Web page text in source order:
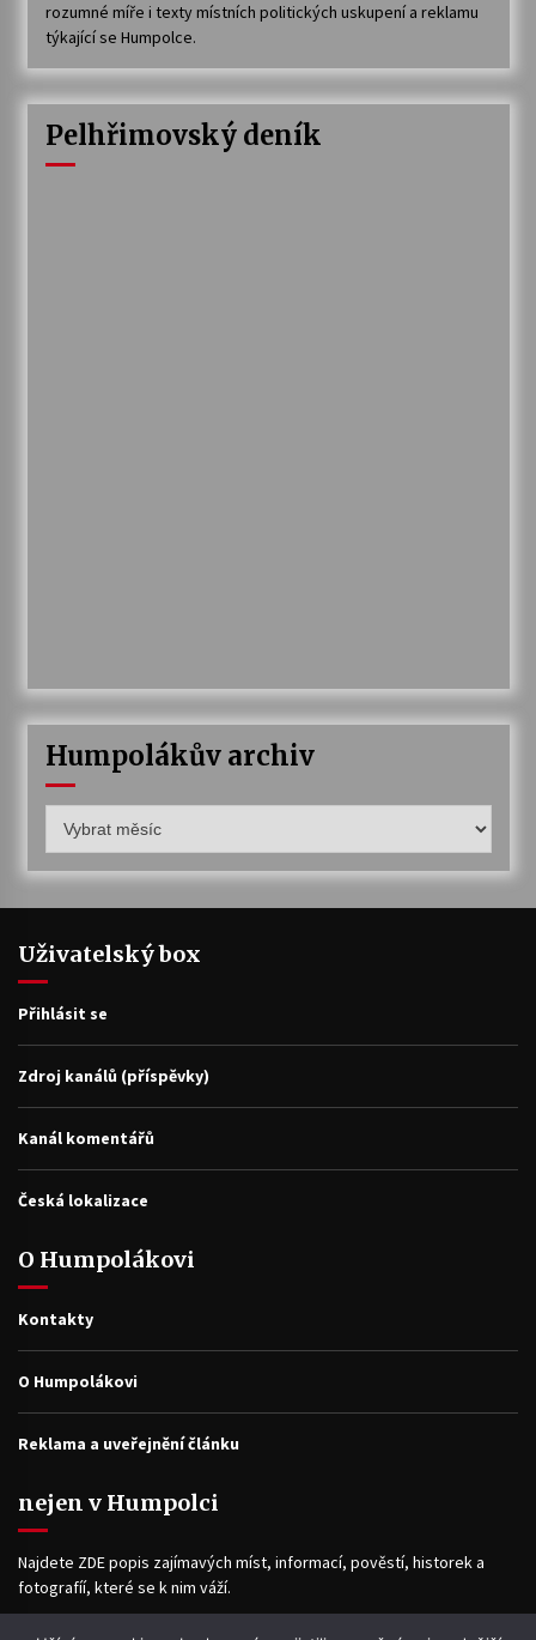
rozumné míře i texty místních politických uskupení a reklamu
týkající se Humpolce.
Pelhřimovský deník
Humpolákův archiv
archiv
Uživatelský box
Přihlásit se
Zdroj kanálů (příspěvky)
Kanál komentářů
Česká lokalizace
O Humpolákovi
Kontakty
O Humpolákovi
Reklama a uveřejnění článku
nejen v Humpolci
Najdete ZDE popis zajímavých míst, informací, pověstí, historek a
fotografíí, které se k nim váží.